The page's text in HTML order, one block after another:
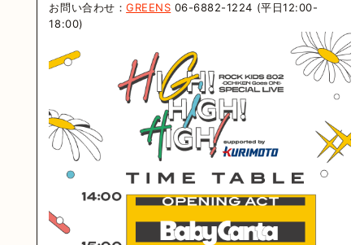
お問い合わせ：GREENS 06-6882-1224 (平日12:00-
18:00)